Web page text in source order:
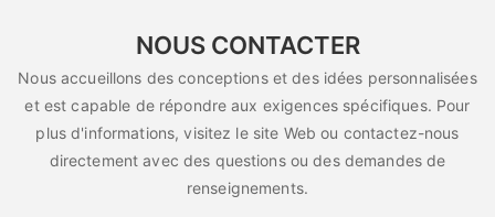
NOUS CONTACTER
Nous accueillons des conceptions et des idées personnalisées
et est capable de répondre aux exigences spécifiques. Pour
plus d'informations, visitez le site Web ou contactez-nous
directement avec des questions ou des demandes de
renseignements.